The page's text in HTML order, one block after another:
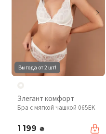
Выгода от 2 шт!
Элегант комфорт
Бра с мягкой чашкой 065EK
1 199 ₴